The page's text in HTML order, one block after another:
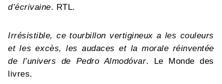
d’écrivaine. RTL.
Irrésistible, ce tourbillon vertigineux a les couleurs
et les excès, les audaces et la morale réinventée
de l’univers de Pedro Almodóvar. Le Monde des
livres.